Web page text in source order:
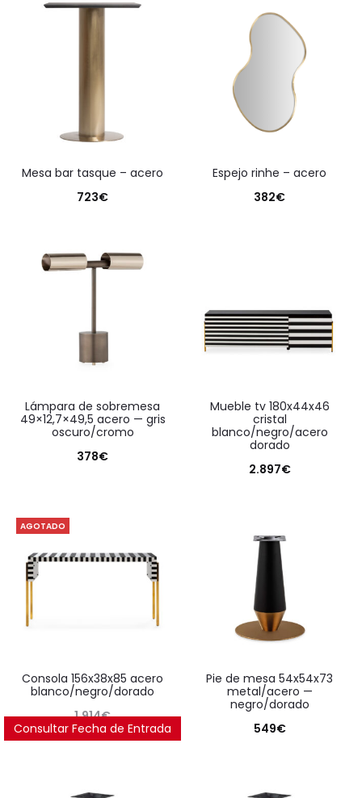
mesa bar tasque – acero
723€
espejo rinhe – acero
382€
lámpara de sobremesa
49×12,7×49,5 acero — gris
oscuro/cromo
378€
mueble tv 180x44x46
cristal
blanco/negro/acero
dorado
2.897€
AGOTADO
consola 156x38x85 acero
blanco/negro/dorado
1.914€
Consultar Fecha de Entrada
pie de mesa 54x54x73
metal/acero —
negro/dorado
549€